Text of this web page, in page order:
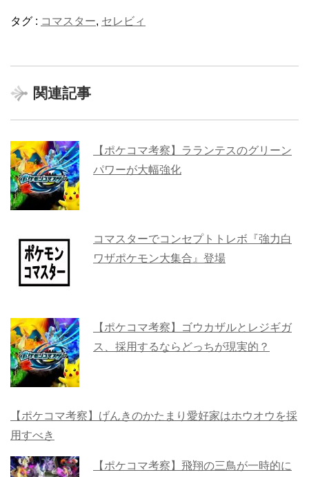
タグ : コマスター, セレビィ
関連記事
【ポケコマ考察】ラランテスのグリーン
パワーが大幅強化
コマスターでコンセプトトレボ『強力白
ワザポケモン大集合』登場
【ポケコマ考察】ゴウカザルとレジギガ
ス、採用するならどっちが現実的？
【ポケコマ考察】げんきのかたまり愛好家はホウオウを採
用すべき
【ポケコマ考察】飛翔の三鳥が一時的に